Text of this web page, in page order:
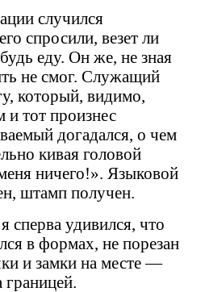
случился
спросили, везет ли
еду. Он же, не зная
не смог. Служащий
который, видимо,
и тот произнес
догадался, о чем
кивая головой
ничего!». Языковой
штамп получен.
сперва удивился, что
в формах, не порезан
и замки на месте —
границей.